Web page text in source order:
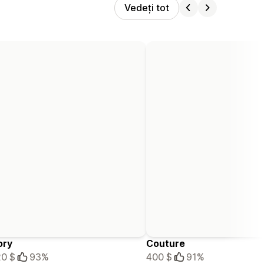
Vedeți tot
$
93%
Couture
400 $
91%